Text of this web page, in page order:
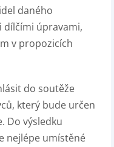
daného
úpravami,
v propozicích
do soutěže
který bude určen
Do výsledku
nejlépe umístěné